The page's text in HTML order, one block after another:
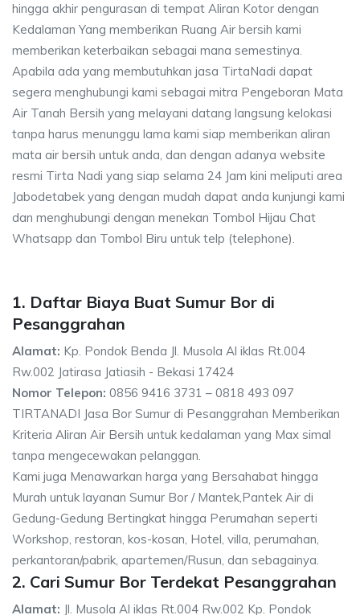
hingga akhir pengurasan di tempat Aliran Kotor dengan
Kedalaman Yang memberikan Ruang Air bersih kami
memberikan keterbaikan sebagai mana semestinya.
Apabila ada yang membutuhkan jasa TirtaNadi dapat
segera menghubungi kami sebagai mitra Pengeboran Mata
Air Tanah Bersih yang melayani datang langsung kelokasi
tanpa harus menunggu lama kami siap memberikan aliran
mata air bersih untuk anda, dan dengan adanya website
resmi Tirta Nadi yang siap selama 24 Jam kini meliputi area
Jabodetabek yang dengan mudah dapat anda kunjungi kami
dan menghubungi dengan menekan Tombol Hijau Chat
Whatsapp dan Tombol Biru untuk telp (telephone).
1. Daftar Biaya Buat Sumur Bor di
Pesanggrahan
Alamat: Kp. Pondok Benda Jl. Musola Al iklas Rt.004
Rw.002 Jatirasa Jatiasih - Bekasi 17424
Nomor Telepon: 0856 9416 3731 – 0818 493 097
TIRTANADI Jasa Bor Sumur di Pesanggrahan Memberikan
Kriteria Aliran Air Bersih untuk kedalaman yang Max simal
tanpa mengecewakan pelanggan.
Kami juga Menawarkan harga yang Bersahabat hingga
Murah untuk layanan Sumur Bor / Mantek,Pantek Air di
Gedung-Gedung Bertingkat hingga Perumahan seperti
Workshop, restoran, kos-kosan, Hotel, villa, perumahan,
perkantoran/pabrik, apartemen/Rusun, dan sebagainya.
2. Cari Sumur Bor Terdekat Pesanggrahan
Alamat: Jl. Musola Al iklas Rt.004 Rw.002 Kp. Pondok